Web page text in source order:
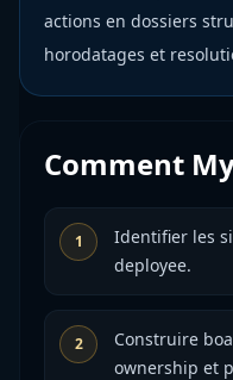
actions en dossiers
horodatages et
Comment
1
Identifier les
deployee.
2
Construire
ownership et